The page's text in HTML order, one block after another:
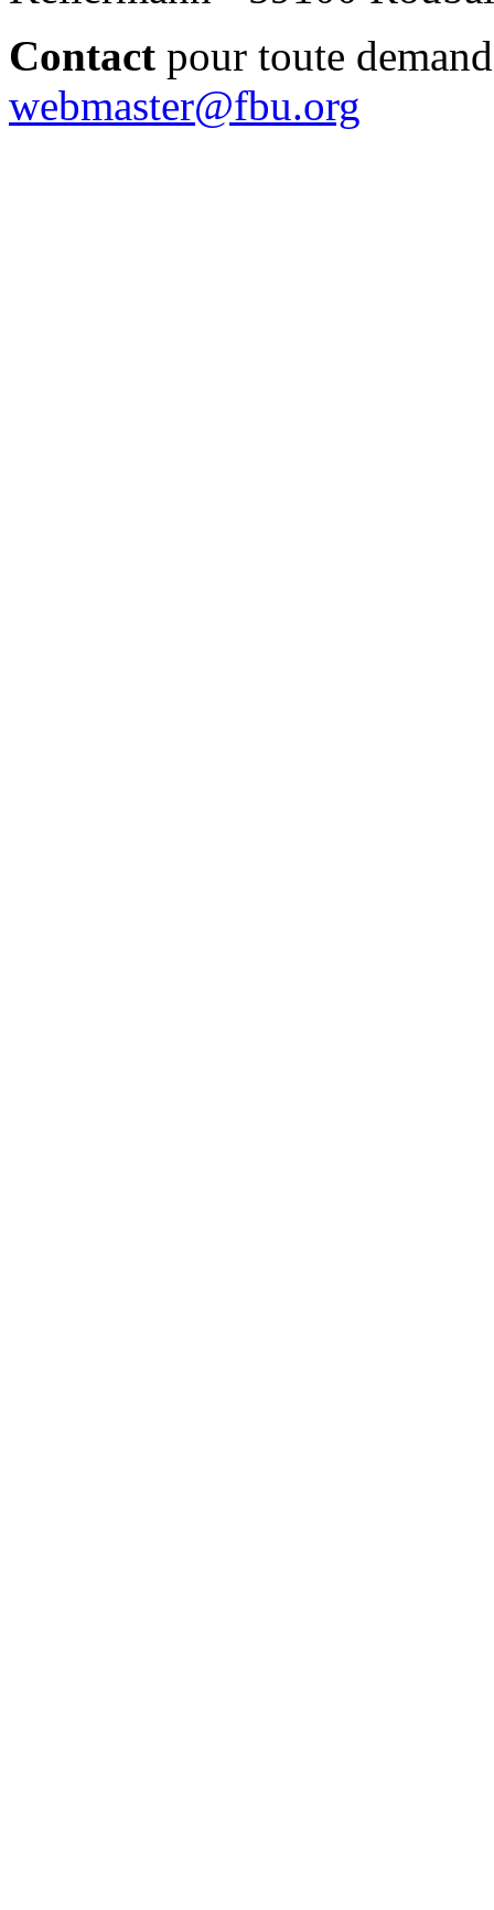
Contact pour toute
webmaster@fbu.org